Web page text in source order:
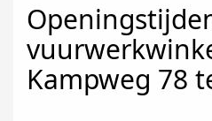
Kampweg 78